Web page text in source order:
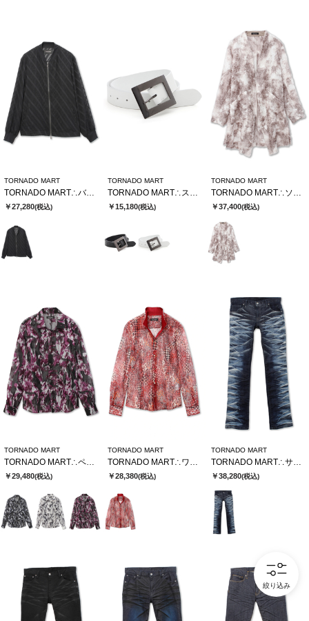
TORNADO MART
TORNADO MART∴バイヤスストライプシアーブルゾン
￥27,280(税込)
TORNADO MART
TORNADO MART∴スクエアバックルベルト
￥15,180(税込)
TORNADO MART
TORNADO MART∴ソフトシャドーカットJQロングカーデ
￥37,400(税込)
TORNADO MART
TORNADO MART∴ペイントフロッキーオーガンジーシャツ
￥29,480(税込)
TORNADO MART
TORNADO MART∴ワイルドハウンドトゥースレースシャツ
￥28,380(税込)
TORNADO MART
TORNADO MART∴サイドタイガーシューカットデニム
￥38,280(税込)
絞り込み